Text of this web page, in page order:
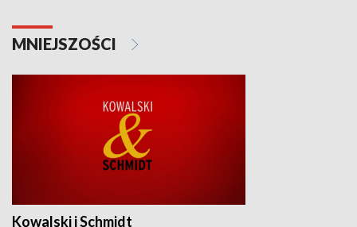
MNIEJSZOŚCI
Kowalski i Schmidt